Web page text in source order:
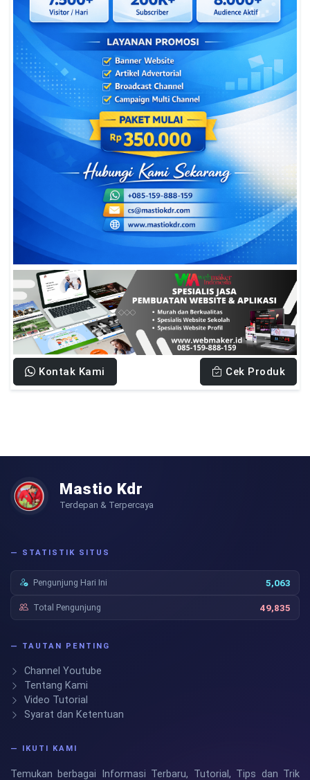
Kontak Kami Cek Produk
Mastio Kdr
Terdepan & Terpercaya
— STATISTIK SITUS
Pengunjung Hari Ini 5,063
Total Pengunjung 49,835
— TAUTAN PENTING
Channel Youtube
Tentang Kami
Video Tutorial
Syarat dan Ketentuan
— IKUTI KAMI
Temukan berbagai Informasi Terbaru, Tutorial, Tips dan Trik